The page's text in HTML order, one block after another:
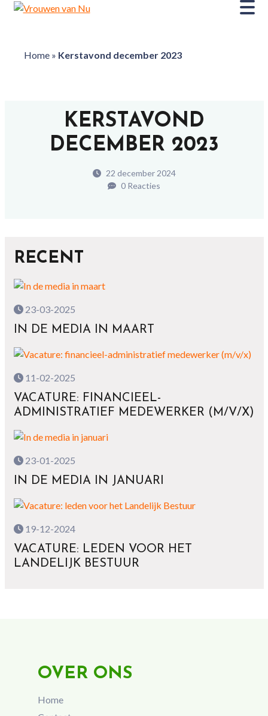
Home» Kerstavond december 2023
KERSTAVOND
DECEMBER 2023
22 december 2024
0 Reacties
RECENT
23-03-2025
IN DE MEDIA IN MAART
11-02-2025
VACATURE: FINANCIEEL-
ADMINISTRATIEF MEDEWERKER (M/V/X)
23-01-2025
IN DE MEDIA IN JANUARI
19-12-2024
VACATURE: LEDEN VOOR HET
LANDELIJK BESTUUR
OVER ONS
Home